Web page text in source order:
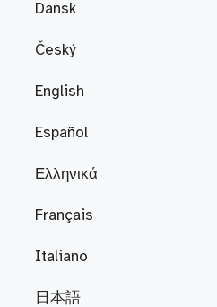
Dansk
Český
English
Español
Ελληνικά
Français
Italiano
日本語